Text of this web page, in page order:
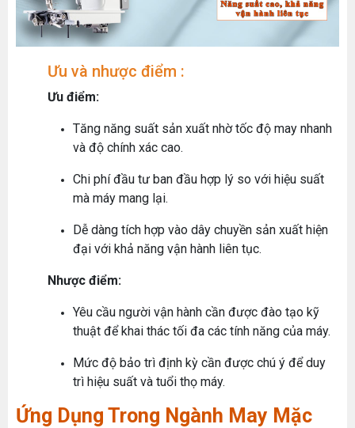
Ưu và nhược điểm :
Ưu điểm:
Tăng năng suất sản xuất nhờ tốc độ may nhanh
và độ chính xác cao.
Chi phí đầu tư ban đầu hợp lý so với hiệu suất
mà máy mang lại.
Dễ dàng tích hợp vào dây chuyền sản xuất hiện
đại với khả năng vận hành liên tục.
Nhược điểm:
Yêu cầu người vận hành cần được đào tạo kỹ
thuật để khai thác tối đa các tính năng của máy.
Mức độ bảo trì định kỳ cần được chú ý để duy
trì hiệu suất và tuổi thọ máy.
Ứng Dụng Trong Ngành May Mặc